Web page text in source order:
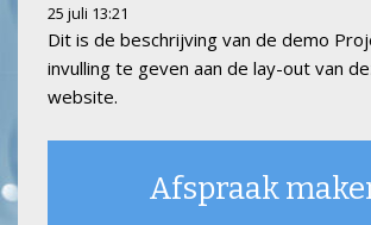
25 juli 13:21
Dit is de beschrijving van de demo
invulling te geven aan de lay-out van
website.
Afspraak